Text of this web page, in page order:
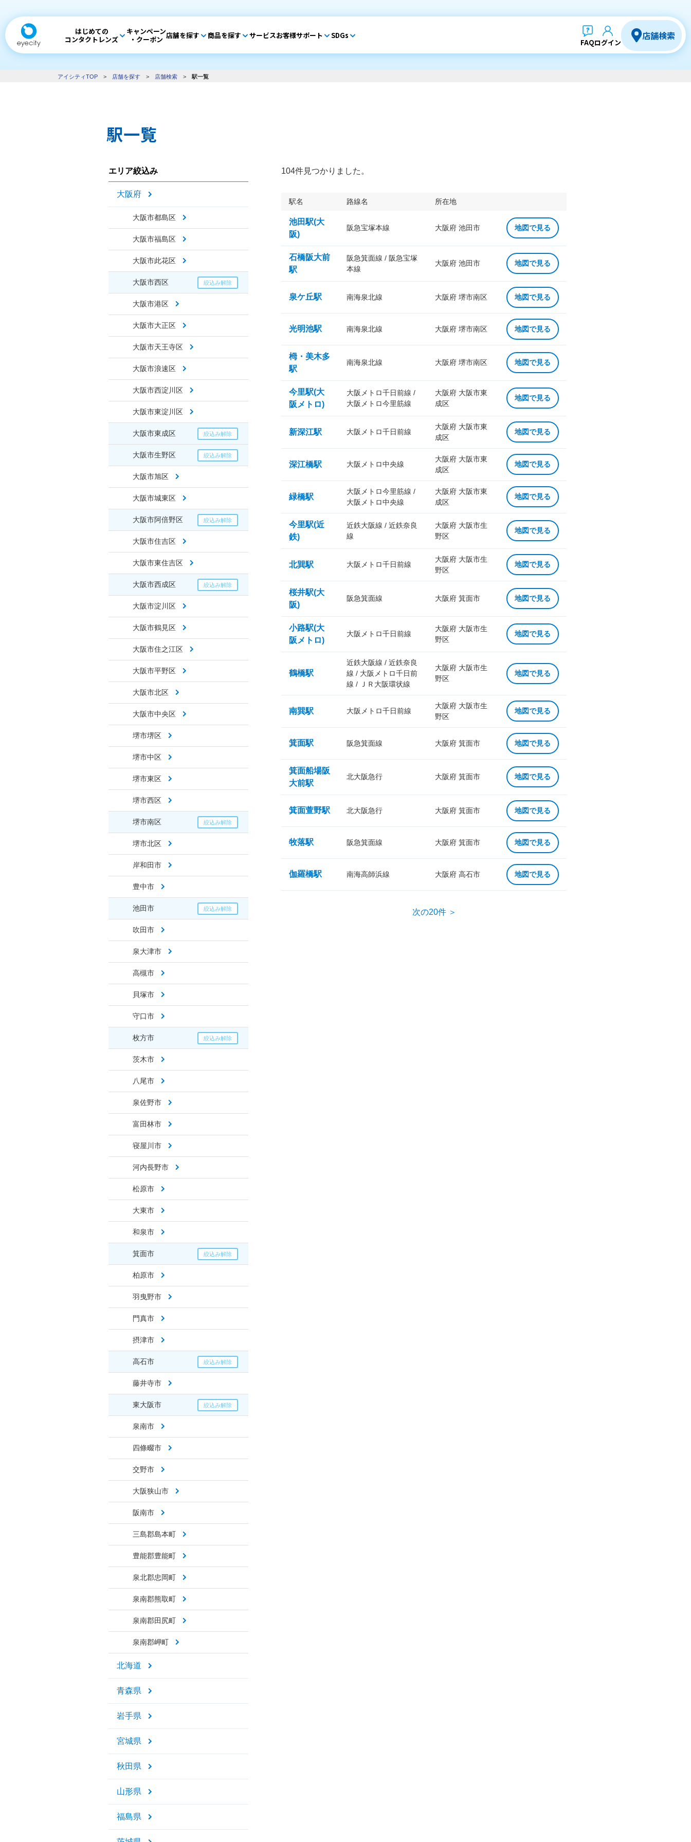
はじめての
コンタクトレンズ
キャンペーン
・クーポン 店舗を探す 商品を探す サービスお客様サポート SDGs
FAQログイン
店舗検索
アイシティTOP > 店舗を探す > 店舗検索 > 駅一覧
駅一覧
エリア絞込み
大阪府
大阪市都島区
大阪市福島区
大阪市此花区
大阪市西区
大阪市港区
大阪市大正区
大阪市天王寺区
大阪市浪速区
大阪市西淀川区
大阪市東淀川区
大阪市東成区
大阪市生野区
大阪市旭区
大阪市城東区
大阪市阿倍野区
大阪市住吉区
大阪市東住吉区
大阪市西成区
大阪市淀川区
大阪市鶴見区
大阪市住之江区
大阪市平野区
大阪市北区
大阪市中央区
堺市堺区
堺市中区
堺市東区
堺市西区
堺市南区
堺市北区
岸和田市
豊中市
池田市
吹田市
泉大津市
高槻市
貝塚市
守口市
枚方市
茨木市
八尾市
泉佐野市
富田林市
寝屋川市
河内長野市
松原市
大東市
和泉市
箕面市
柏原市
羽曳野市
門真市
摂津市
高石市
藤井寺市
東大阪市
泉南市
四條畷市
交野市
大阪狭山市
阪南市
三島郡島本町
豊能郡豊能町
泉北郡忠岡町
泉南郡熊取町
泉南郡田尻町
泉南郡岬町
北海道
青森県
岩手県
宮城県
秋田県
山形県
福島県
104件見つかりました。
駅名 路線名 所在地
池田駅(大
阪)
阪急宝塚本線 大阪府 池田市 地図で見る
石橋阪大前
駅
阪急箕面線 / 阪急宝塚
本線
大阪府 池田市 地図で見る
泉ケ丘駅 南海泉北線 大阪府 堺市南区 地図で見る
光明池駅 南海泉北線 大阪府 堺市南区 地図で見る
栂・美木多
駅
南海泉北線 大阪府 堺市南区 地図で見る
今里駅(大
阪メトロ)
大阪メトロ千日前線 /
大阪メトロ今里筋線
大阪府 大阪市東
成区
地図で見る
新深江駅 大阪メトロ千日前線
大阪府 大阪市東
成区
地図で見る
深江橋駅 大阪メトロ中央線
大阪府 大阪市東
成区
地図で見る
緑橋駅
大阪メトロ今里筋線 /
大阪メトロ中央線
大阪府 大阪市東
成区
地図で見る
今里駅(近
鉄)
近鉄大阪線 / 近鉄奈良
線
大阪府 大阪市生
野区
地図で見る
北巽駅 大阪メトロ千日前線
大阪府 大阪市生
野区
地図で見る
桜井駅(大
阪)
阪急箕面線 大阪府 箕面市 地図で見る
小路駅(大
阪メトロ)
大阪メトロ千日前線
大阪府 大阪市生
野区
地図で見る
鶴橋駅
近鉄大阪線 / 近鉄奈良
線 / 大阪メトロ千日前
線 / ＪＲ大阪環状線
大阪府 大阪市生
野区
地図で見る
南巽駅 大阪メトロ千日前線
大阪府 大阪市生
野区
地図で見る
箕面駅 阪急箕面線 大阪府 箕面市 地図で見る
箕面船場阪
大前駅
北大阪急行 大阪府 箕面市 地図で見る
箕面萱野駅 北大阪急行 大阪府 箕面市 地図で見る
牧落駅 阪急箕面線 大阪府 箕面市 地図で見る
伽羅橋駅 南海高師浜線 大阪府 高石市 地図で見る
次の20件 ＞